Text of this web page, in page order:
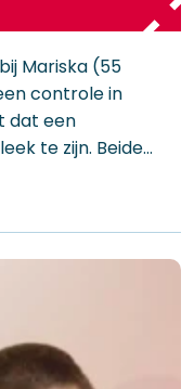
Mariska (55
controle in
dat een
te zijn. Beide…